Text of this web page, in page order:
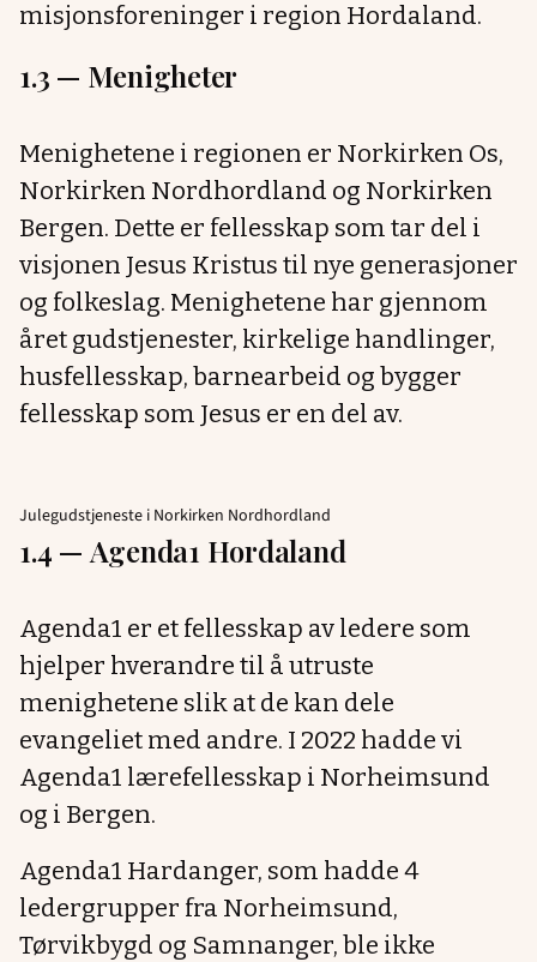
misjonsforeninger i region Hordaland.
1.3 — Menigheter
Menighetene i regionen er Norkirken Os,
Norkirken Nordhordland og Norkirken
Bergen. Dette er fellesskap som tar del i
visjonen Jesus Kristus til nye generasjoner
og folkeslag. Menighetene har gjennom
året gudstjenester, kirkelige handlinger,
husfellesskap, barnearbeid og bygger
fellesskap som Jesus er en del av.
Julegudstjeneste i Norkirken Nordhordland
1.4 — Agenda1 Hordaland
Agenda1 er et fellesskap av ledere som
hjelper hverandre til å utruste
menighetene slik at de kan dele
evangeliet med andre. I 2022 hadde vi
Agenda1 lærefellesskap i Norheimsund
og i Bergen.
Agenda1 Hardanger, som hadde 4
ledergrupper fra Norheimsund,
Tørvikbygd og Samnanger, ble ikke